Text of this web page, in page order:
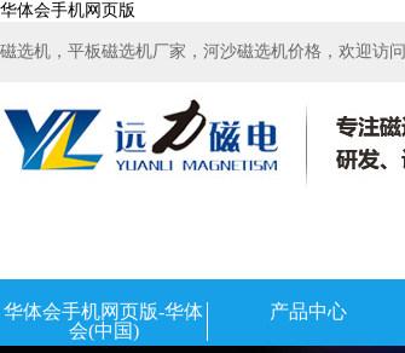
华体会手机网页版
磁选机，平板磁选机厂家，河沙磁选机价格，欢迎访
华体会手机网页版-华体
会(中国)
产品中心